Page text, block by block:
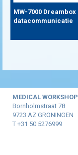
MW-7000 Dreambox
datacommunicatie
MEDICAL WORKSHOP
Bornholmstraat 78
9723 AZ GRONINGEN
T +31 50 5276999